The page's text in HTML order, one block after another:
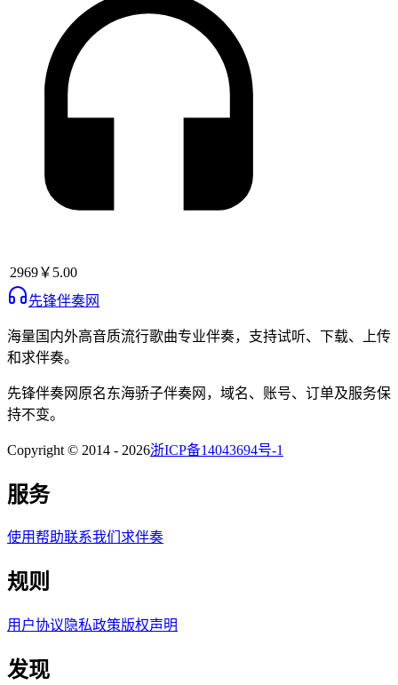
2969￥5.00
先锋伴奏网
海量国内外高音质流行歌曲专业伴奏，支持试听、下载、上传
和求伴奏。
先锋伴奏网 原名东海骄子伴奏网 ，域名、账号、订单及服务保
持不变。
Copyright © 2014 - 2026浙ICP备14043694号-1
服务
使用帮助联系我们 求伴奏
规则
用户协议 隐私政策版权声明
发现